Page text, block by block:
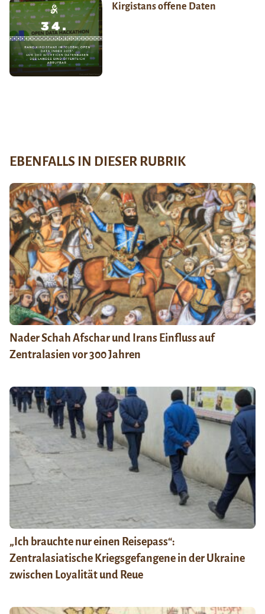
Kirgistans offene Daten
EBENFALLS IN DIESER RUBRIK
Nader Schah Afschar und Irans Einfluss auf
Zentralasien vor 300 Jahren
„Ich brauchte nur einen Reisepass“:
Zentralasiatische Kriegsgefangene in der Ukraine
zwischen Loyalität und Reue